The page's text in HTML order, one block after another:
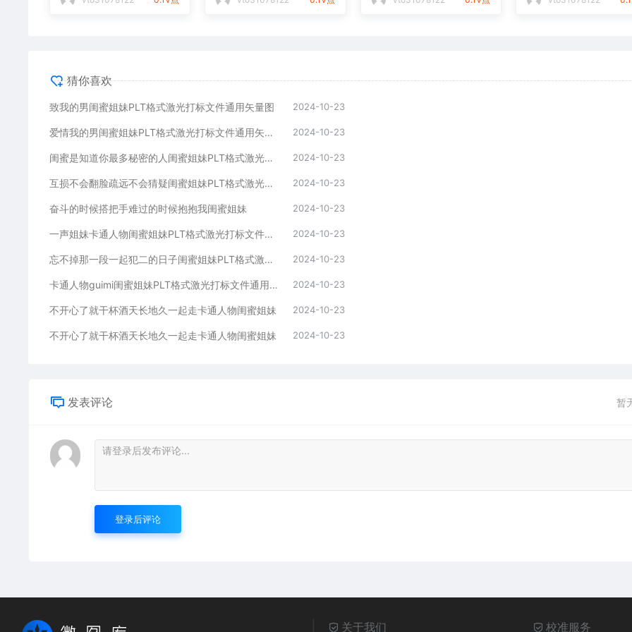
猜你喜欢
致我的男闺蜜姐妹PLT格式激光打标文件通用矢量图 2024-10-23
爱情我的男闺蜜姐妹PLT格式激光打标文件通用矢量图 2024-10-23
闺蜜是知道你最多秘密的人闺蜜姐妹PLT格式激光打标文件通用矢量图 2024-10-23
互损不会翻脸疏远不会猜疑闺蜜姐妹PLT格式激光打标文件通用矢量图 2024-10-23
奋斗的时候搭把手难过的时候抱抱我闺蜜姐妹 2024-10-23
一声姐妹卡通人物闺蜜姐妹PLT格式激光打标文件通用矢量图 2024-10-23
忘不掉那一段一起犯二的日子闺蜜姐妹PLT格式激光打标文件通用矢量图 2024-10-23
卡通人物guimi闺蜜姐妹PLT格式激光打标文件通用矢量图 2024-10-23
不开心了就干杯酒天长地久一起走卡通人物闺蜜姐妹 2024-10-23
不开心了就干杯酒天长地久一起走卡通人物闺蜜姐妹 2024-10-23
发表评论 暂
登录后评论
关于我们 校准服务